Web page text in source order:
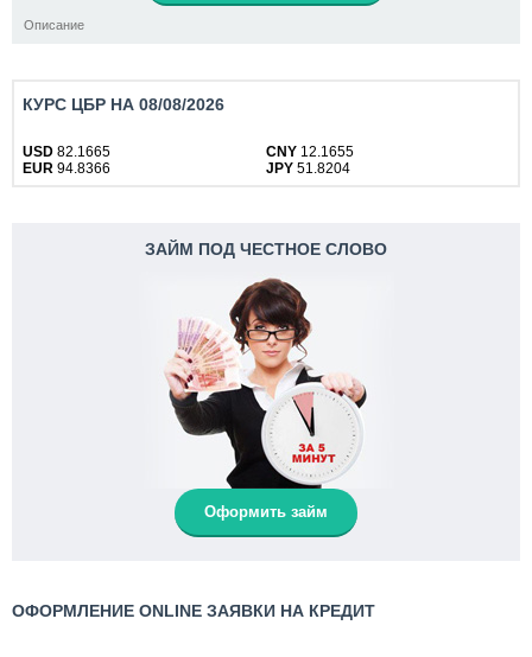
Описание
КУРС ЦБР НА 08/08/2026
USD 82.1665 CNY 12.1655
EUR 94.8366 JPY 51.8204
ЗАЙМ ПОД ЧЕСТНОЕ СЛОВО
Оформить займ
ОФОРМЛЕНИЕ ONLINE ЗАЯВКИ НА КРЕДИТ